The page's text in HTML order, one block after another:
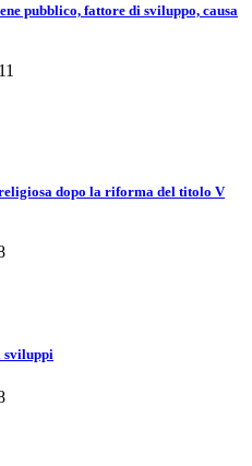
pubblico, fattore di sviluppo, causa
dopo la riforma del titolo V
sviluppi